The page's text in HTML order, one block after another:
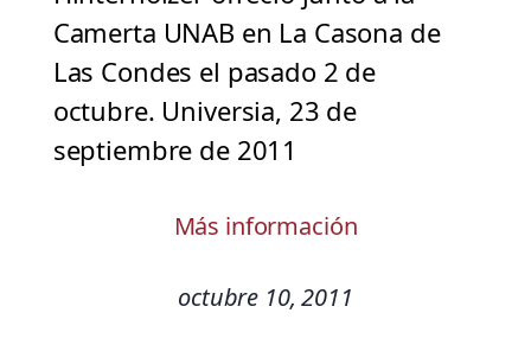
Camerta UNAB en La Casona de
Las Condes el pasado 2 de
octubre. Universia, 23 de
septiembre de 2011
Más información
octubre 10, 2011